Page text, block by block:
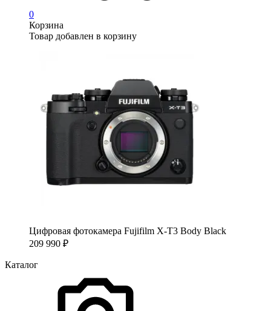
0
Корзина
Товар добавлен в корзину
Цифровая фотокамера Fujifilm X-T3 Body Black
209 990 ₽
Каталог